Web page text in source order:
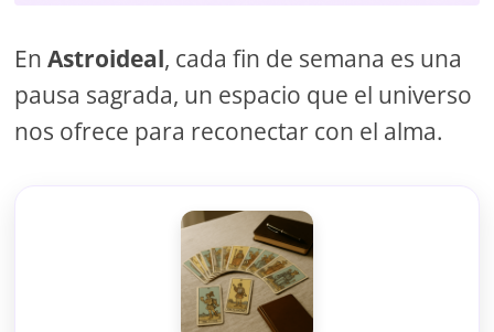
EnAstroideal, cada fin de semana es una
pausa sagrada, un espacio que el universo
nos ofrece para reconectar con el alma.